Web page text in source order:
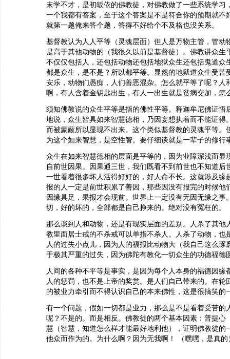
末学不才，是初皈依的佛教徒，对佛教做了一些系统学习
一个我都有答案，至于这个答案是不是符合你的预期就不
就第一题俺来答个题，答得不好给个不及格也没关系。
基督教认为人人平等（灵魂层面）但人是万物主管，管动
是高于其他动物的（我很久以前是基督徒）。佛教讲众生
不仅仅包括人，还包括动物还包括地狱众生还包括鬼道众
都是众生，是不是？所以都平等。显然的地狱道众生受苦
安乐，动物们愚痴，人们善恶混杂。怎么就平等了呢？人
啊，有人含着金钥匙出生，有人一出生就是贫病交加，怎
须知佛教说的众生平等是指的佛性平等。释迦牟尼佛证悟
地说，众生皆具如来智慧德相，乃因妄想执着而不能证得
而被蒙蔽所以显现不出来。这个类似基督教的灵魂平等。
为这个如来智慧，是空性智。要仔细谈就是一辈子的修行
众生在如来智慧德相的层面是平等的，因为业障深浅而显
自前世因果。因果通三世，我们既看不到前世也不知道后
一世看着很多坏人活得好好的，好人命不长。这就涉及缘
报的人一定是前世积累了善因，那些因没有报完的时候他
因缘具足，果报才会现前。世界上一定没有无因无缘之事
切，好的坏的，全部都是自己挣来的。绝对没有冤枉的。
那么谈到人和动物，还是有现实层面的差别。人杀了其他
教里面居士戒的不杀戒可以单指不杀人。人杀了动物，也
人的过失小点儿，因为人的福报比动物大（我自己这么琢
于极其严重的过失，因为佛陀有教化一切众生的功德福德
人间的各种不平等是事实，是因为每个人本身的福德因缘
人的惩罚，也不是上帝的奖赏。是人们自己带来的。在轮
的被业力牵引而不得认识自己的本来佛性，这是很搞笑的
有一个问题，假如一切都是业力，那么是不是看着受苦的
呢？不是的。而是相反。佛教徒的两个基本因素：普提心
慧（智慧，知道怎么样才能最好地利他），证明佛教徒的
他众而作为的。为什么啊？因为无我啊！ （嘿嘿，是真的